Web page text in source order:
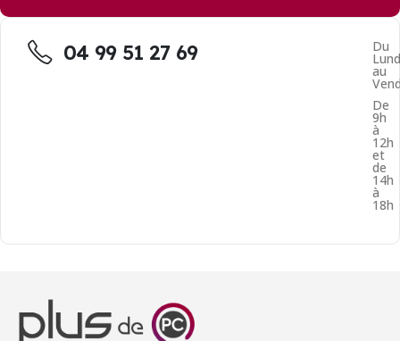
04 99 51 27 69 Du
au
De
9h
à
12h
et
de
14h
à
18h